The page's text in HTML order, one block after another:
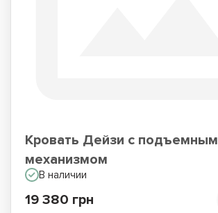
Кровать Дейзи с подъемным
механизмом
В наличии
19 380 грн